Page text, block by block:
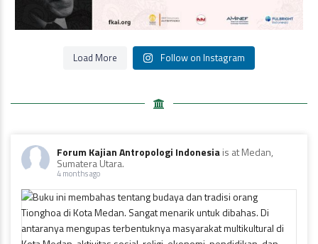
Load More Follow on Instagram
Forum Kajian Antropologi Indonesiais at Medan,
Sumatera Utara.
4 months ago